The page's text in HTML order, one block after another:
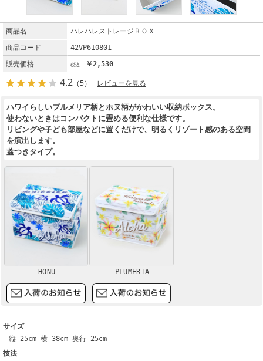
商品名
ハレハレストレージＢＯＸ
商品コード
42VP610801
販売価格
￥2,530
4.2 （5） レビューを見る
ハワイらしいプルメリア柄とホヌ柄がかわいい収納ボックス。
使わないときはコンパクトに畳める便利な仕様です。
リビングや子ども部屋などに置くだけで、明るくリゾート感のある空間
を演出します。
蓋つきタイプ。
HONU PLUMERIA
サイズ
縦 25cm 横 38cm 奥行 25cm
技法